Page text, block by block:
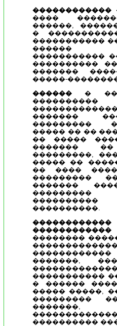
������������
����
������,
�
�����������
������
�����������
����������
�������
�����-
������ �
�������
���������
����� �� ��
�� �����
�������
���������,
����� ��
�� ����
���������
�������
����������.
������������
��������
�������,
�����������
� ������
����� �����,
���������
�������,
����������